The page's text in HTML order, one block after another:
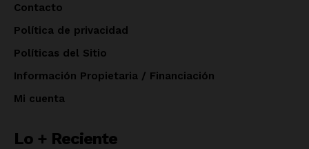
Contacto
Política de privacidad
Políticas del Sitio
Información Propietaria / Financiación
Mi cuenta
Lo + Reciente